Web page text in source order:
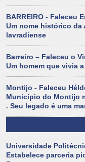
BARREIRO - Faleceu
Um nome histórico da
lavradiense
Barreiro – Faleceu o
Um homem que vivia
Montijo - Faleceu
Município do Montijo
. Seu legado é uma
Universidade
Estabelece parceria